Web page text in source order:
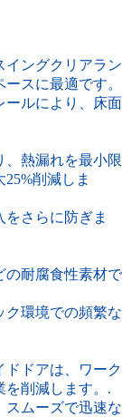
イングクリアラン
スに最適です。
ールにより、床面
、熱漏れを最小限
削減しま
さらに防ぎま
の耐腐食性素材で
ク環境での頻繁な
ドドアは、ワーク
を削減します。.
スムーズで迅速な